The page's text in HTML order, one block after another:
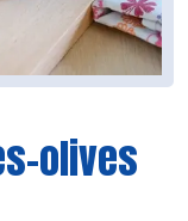
olives